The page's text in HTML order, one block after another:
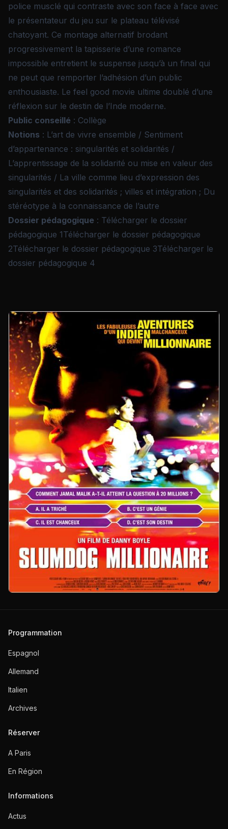
police musclé qui contraste avec son face à face avec
le présentateur du jeu sur le plateau télévisé
chatoyant. Ce montage alternatif brodant
progressivement la tapisserie d’une romance
impossible entretient le suspense jusqu’à un final qui
ne peut que remporter l’adhésion d’un public
enthousiaste. Le feel good movie ultime doublé d’une
réflexion sur le destin de l’Inde moderne.
Public conseillé : Collège
Notions : L’art de vivre ensemble / Sentiment
d’appartenance : singularités et solidarités /
L’apprentissage de la solidarité ou mise en valeur des
singularités / La ville comme lieu d’expression des
singularités et des solidarités ; villes et intégration ; Du
stéréotype à la connaissance de l’autre
Dossier pédagogique : Télécharger le dossier
pédagogique 1Télécharger le dossier pédagogique
2Télécharger le dossier pédagogique 3Télécharger le
dossier pédagogique 4
Programmation
Espagnol
Allemand
Italien
Archives
Réserver
A Paris
En Région
Informations
Actus